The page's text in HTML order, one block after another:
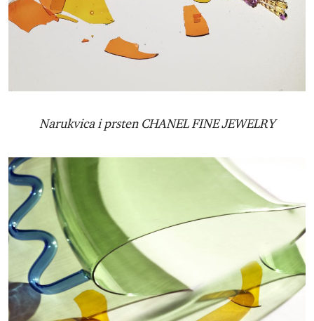
Narukvica i prsten CHANEL FINE JEWELRY